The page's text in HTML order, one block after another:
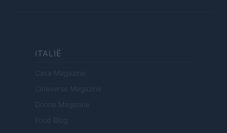
ITALIË
Casa Magazine
Cineverse Magazine
Donne Magazine
Food Blog